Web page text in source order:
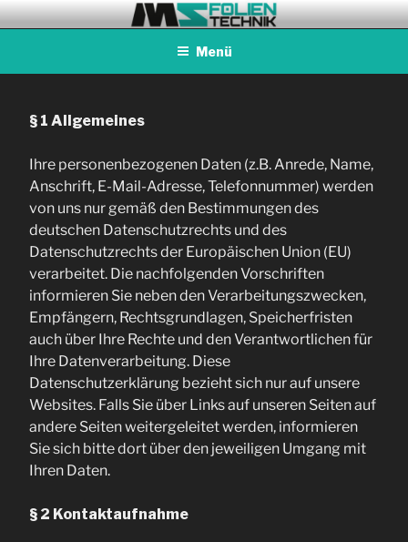
Zum
InhaltMS FOLIENTECHNIK
Alles rund um Werbetechnik
Menü
§ 1 Allgemeines
Ihre personenbezogenen Daten (z.B. Anrede, Name,
Anschrift, E-Mail-Adresse, Telefonnummer) werden
von uns nur gemäß den Bestimmungen des
deutschen Datenschutzrechts und des
Datenschutzrechts der Europäischen Union (EU)
verarbeitet. Die nachfolgenden Vorschriften
informieren Sie neben den Verarbeitungszwecken,
Empfängern, Rechtsgrundlagen, Speicherfristen
auch über Ihre Rechte und den Verantwortlichen für
Ihre Datenverarbeitung. Diese
Datenschutzerklärung bezieht sich nur auf unsere
Websites. Falls Sie über Links auf unseren Seiten auf
andere Seiten weitergeleitet werden, informieren
Sie sich bitte dort über den jeweiligen Umgang mit
Ihren Daten.
§ 2 Kontaktaufnahme